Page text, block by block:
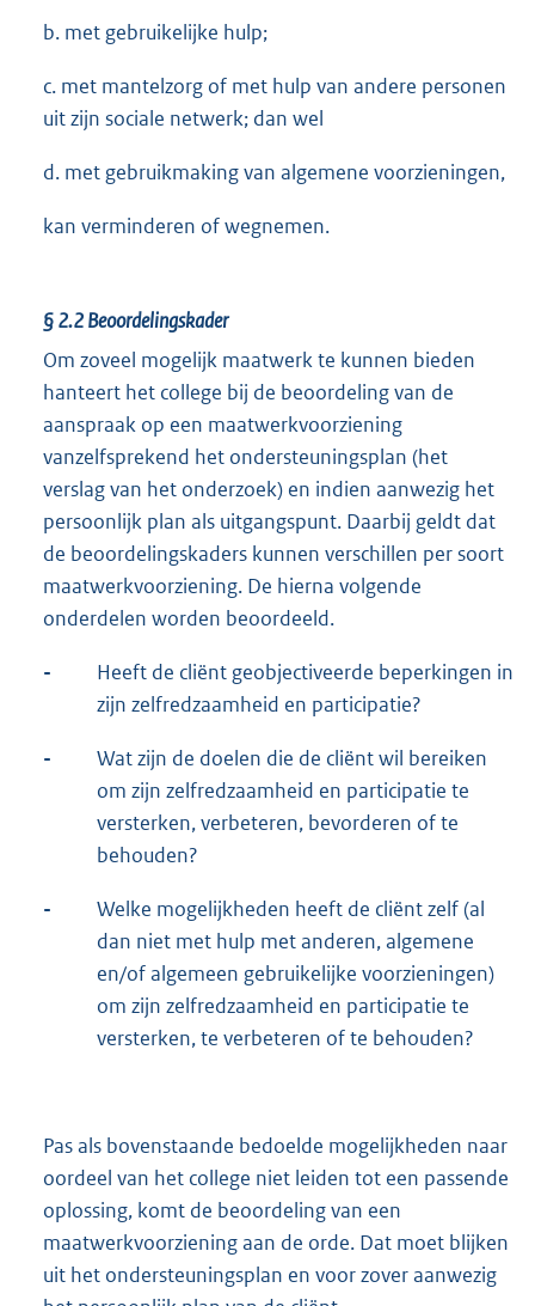
b. met gebruikelijke hulp;
c. met mantelzorg of met hulp van andere personen
uit zijn sociale netwerk; dan wel
d. met gebruikmaking van algemene voorzieningen,
kan verminderen of wegnemen.
§ 2.2Beoordelingskader
Om zoveel mogelijk maatwerk te kunnen bieden
hanteert het college bij de beoordeling van de
aanspraak op een maatwerkvoorziening
vanzelfsprekend het ondersteuningsplan (het
verslag van het onderzoek) en indien aanwezig het
persoonlijk plan als uitgangspunt. Daarbij geldt dat
de beoordelingskaders kunnen verschillen per soort
maatwerkvoorziening. De hierna volgende
onderdelen worden beoordeeld.
-
Heeft de cliënt geobjectiveerde beperkingen in
zijn zelfredzaamheid en participatie?
-
Wat zijn de doelen die de cliënt wil bereiken
om zijn zelfredzaamheid en participatie te
versterken, verbeteren, bevorderen of te
behouden?
-
Welke mogelijkheden heeft de cliënt zelf (al
dan niet met hulp met anderen, algemene
en/of algemeen gebruikelijke voorzieningen)
om zijn zelfredzaamheid en participatie te
versterken, te verbeteren of te behouden?
Pas als bovenstaande bedoelde mogelijkheden naar
oordeel van het college niet leiden tot een passende
oplossing, komt de beoordeling van een
maatwerkvoorziening aan de orde. Dat moet blijken
uit het ondersteuningsplan en voor zover aanwezig